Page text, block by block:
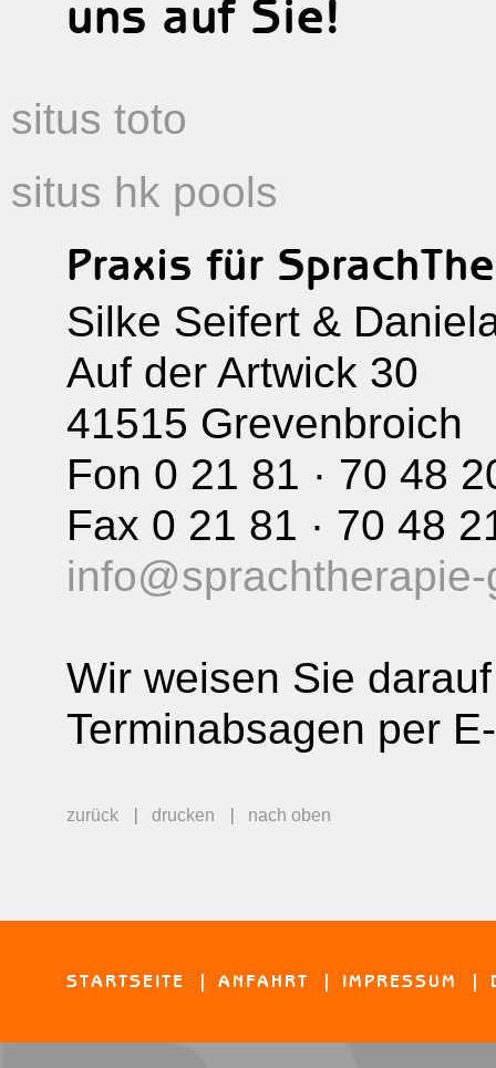
uns auf Sie!
situs toto
situs hk pools
Praxis für
Silke Seifert &
Auf der Artwick 30
41515 Grevenbroich
Fon 0 21 81 · 70 48
Fax 0 21 81 · 70 48
Wir weisen Sie
Terminabsagen per
zurück drucken nach oben
STARTSEITE ANFAHRT IMPRESSUM